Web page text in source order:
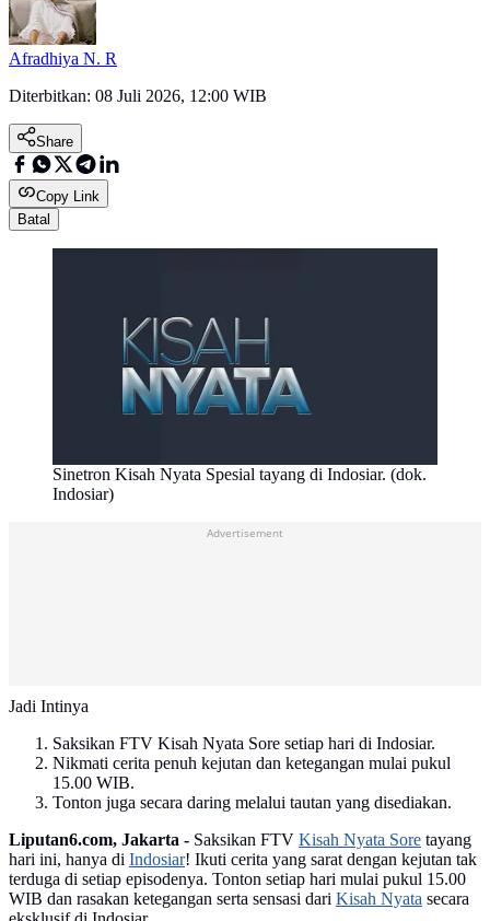
Afradhiya N. R
Diterbitkan: 08 Juli 2026, 12:00 WIB
Share
Copy Link
Batal
Sinetron Kisah Nyata Spesial tayang di Indosiar. (dok.
Indosiar)
Advertisement
Jadi Intinya
Saksikan FTV Kisah Nyata Sore setiap hari di Indosiar.
Nikmati cerita penuh kejutan dan ketegangan mulai pukul
15.00 WIB.
Tonton juga secara daring melalui tautan yang disediakan.
Liputan6.com, Jakarta - Saksikan FTV Kisah Nyata Sore tayang
hari ini, hanya di Indosiar! Ikuti cerita yang sarat dengan kejutan tak
terduga di setiap episodenya. Tonton setiap hari mulai pukul 15.00
WIB dan rasakan ketegangan serta sensasi dari Kisah Nyata secara